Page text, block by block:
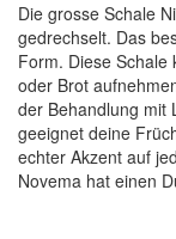
Die grosse Schale
gedrechselt. Das
Form. Diese
oder Brot
der Behandlung mit
geeignet deine
echter Akzent auf
Novema hat einen